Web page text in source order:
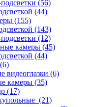
(56)
(44)
(155)
(143)
(12)
камеры (45)
(44)
(6)
видеоглазки (6)
камеры (35)
(17)
(21)